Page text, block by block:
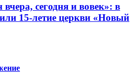
вчера, сегодня и вовек»: в
15-летие церкви «Новый